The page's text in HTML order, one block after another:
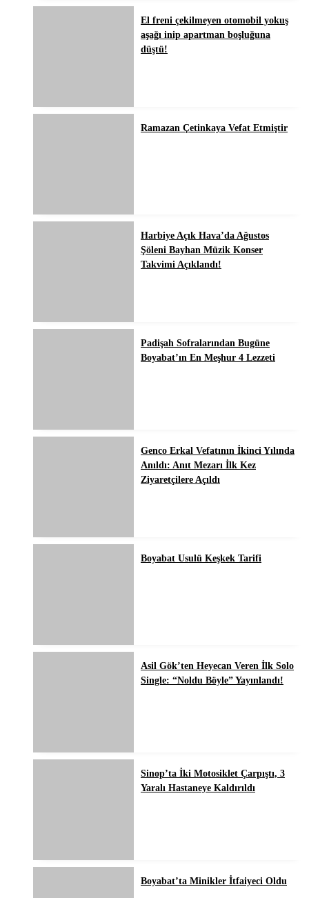
El freni çekilmeyen otomobil yokuş
aşağı inip apartman boşluğuna
düştü!
Ramazan Çetinkaya Vefat Etmiştir
Harbiye Açık Hava’da Ağustos
Şöleni Bayhan Müzik Konser
Takvimi Açıklandı!
Padişah Sofralarından Bugüne
Boyabat’ın En Meşhur 4 Lezzeti
Genco Erkal Vefatının İkinci Yılında
Anıldı: Anıt Mezarı İlk Kez
Ziyaretçilere Açıldı
Boyabat Usulü Keşkek Tarifi
Asil Gök’ten Heyecan Veren İlk Solo
Single: “Noldu Böyle” Yayınlandı!
Sinop’ta İki Motosiklet Çarpıştı, 3
Yaralı Hastaneye Kaldırıldı
Boyabat’ta Minikler İtfaiyeci Oldu